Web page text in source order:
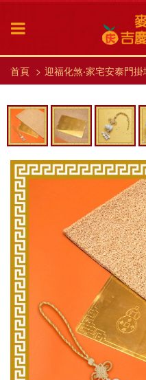
首頁 迎福化煞‧家宅安泰門